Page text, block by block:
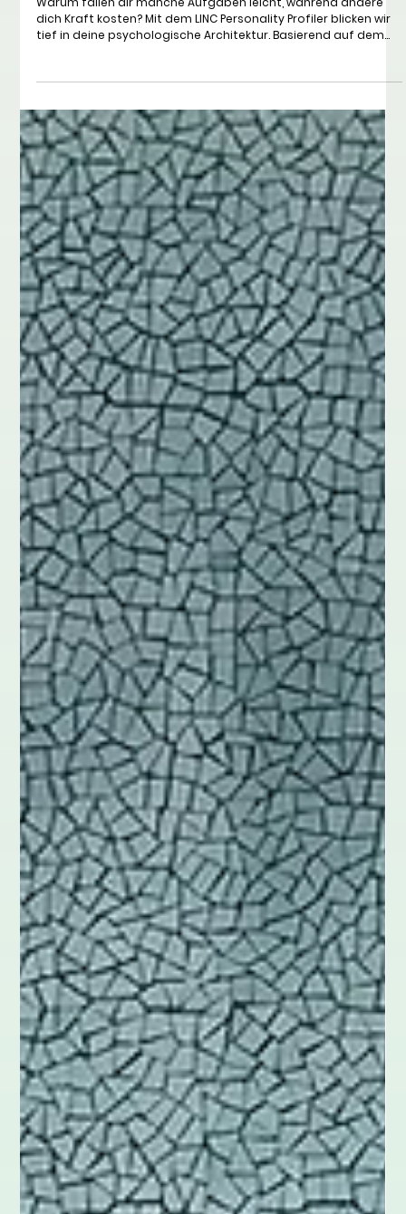
2. Mai
7 Min. Lesezeit
Leadership
Warum fallen dir manche Aufgaben leicht, während andere
dich Kraft kosten? Mit dem LINC Personality Profiler blicken wir
tief in deine psychologische Architektur. Basierend auf dem
wissenschaftlichen Goldstandard der Big Five analysieren wir
nicht nur dein Verhalten, sondern auch deine inneren Motive
und Kompetenzen. Ob im Business, im tiefgehenden Coaching
oder als Sport Profiler für dein Training: Erfahre, wie du deine
Potenziale ohne Verbiegen voll ausschöpfst.